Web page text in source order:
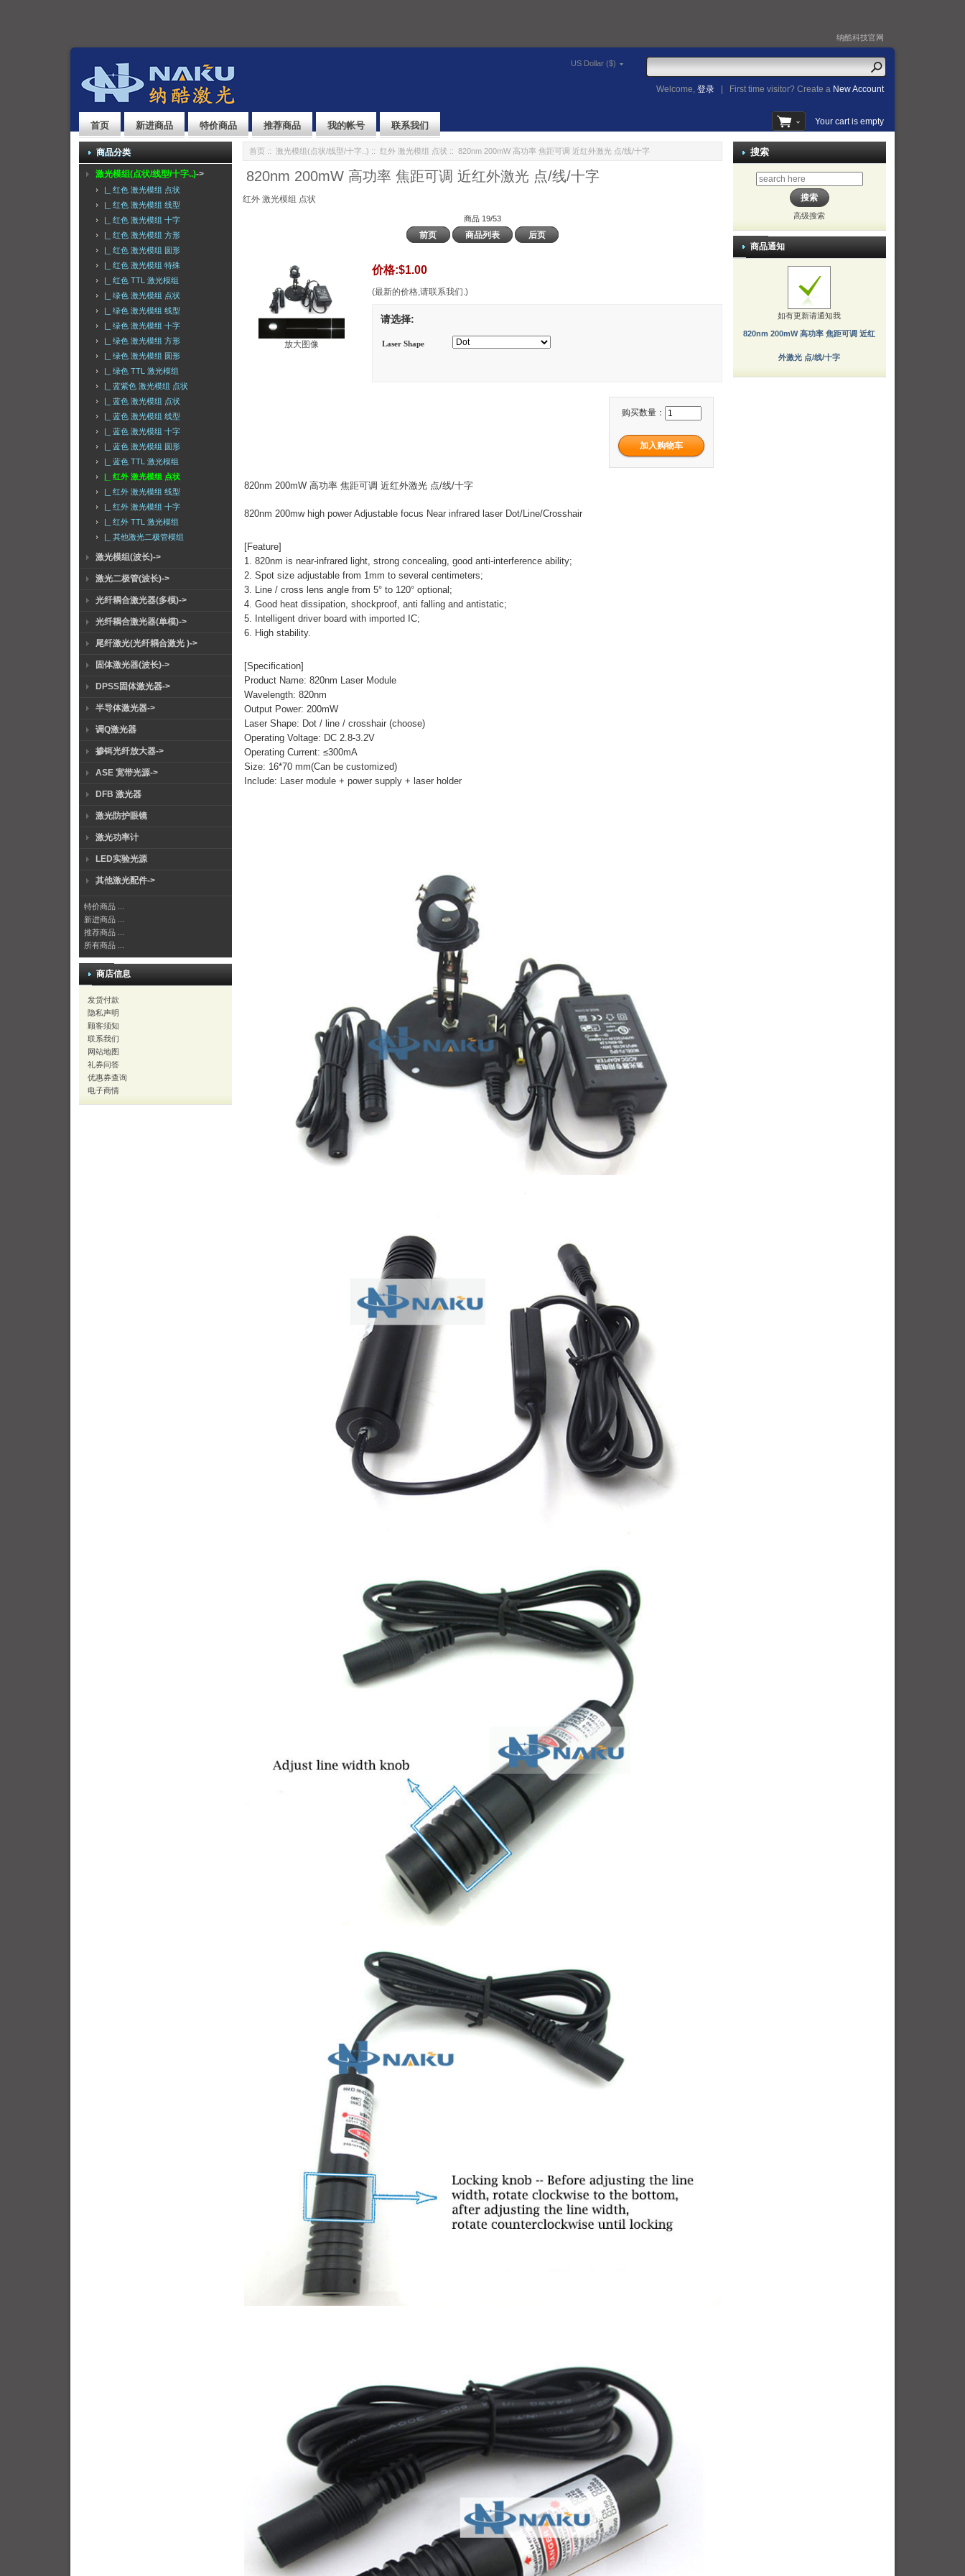
纳酷科技官网
US Dollar ($)
Welcome,登录 First time visitor? Create a New Account
首页 新进商品 特价商品 推荐商品 我的帐号 联系我们 Your cart is empty
商品分类
激光模组(点状/线型/十字..)->
|_ 红色 激光模组 点状
|_ 红色 激光模组 线型
|_ 红色 激光模组 十字
|_ 红色 激光模组 方形
|_ 红色 激光模组 圆形
|_ 红色 激光模组 特殊
|_ 红色 TTL 激光模组
|_ 绿色 激光模组 点状
|_ 绿色 激光模组 线型
|_ 绿色 激光模组 十字
|_ 绿色 激光模组 方形
|_ 绿色 激光模组 圆形
|_ 绿色 TTL 激光模组
|_ 蓝紫色 激光模组 点状
|_ 蓝色 激光模组 点状
|_ 蓝色 激光模组 线型
|_ 蓝色 激光模组 十字
|_ 蓝色 激光模组 圆形
|_ 蓝色 TTL 激光模组
|_ 红外 激光模组 点状
|_ 红外 激光模组 线型
|_ 红外 激光模组 十字
|_ 红外 TTL 激光模组
|_ 其他激光二极管模组
激光模组(波长)->
激光二极管(波长)->
光纤耦合激光器(多模)->
光纤耦合激光器(单模)->
尾纤激光(光纤耦合激光 )->
固体激光器(波长)->
DPSS固体激光器->
半导体激光器->
调Q激光器
掺铒光纤放大器->
ASE 宽带光源->
DFB 激光器
激光防护眼镜
激光功率计
LED实验光源
其他激光配件->
特价商品 ...
新进商品 ...
推荐商品 ...
所有商品 ...
商店信息
发货付款
隐私声明
顾客须知
联系我们
网站地图
礼券问答
优惠券查询
电子商情
首页 :: 激光模组(点状/线型/十字..) :: 红外 激光模组 点状 :: 820nm 200mW 高功率 焦距可调 近红外激光 点/线/十字
820nm 200mW 高功率 焦距可调 近红外激光 点/线/十字
红外 激光模组 点状
商品 19/53
前页 商品列表 后页
放大图像
价格:$1.00
(最新的价格,请联系我们.)
请选择:
Laser Shape
购买数量：
820nm 200mW 高功率 焦距可调 近红外激光 点/线/十字
820nm 200mw high power Adjustable focus Near infrared laser Dot/Line/Crosshair
[Feature]
1. 820nm is near-infrared light, strong concealing, good anti-interference ability;
2. Spot size adjustable from 1mm to several centimeters;
3. Line / cross lens angle from 5° to 120° optional;
4. Good heat dissipation, shockproof, anti falling and antistatic;
5. Intelligent driver board with imported IC;
6. High stability.
[Specification]
Product Name: 820nm Laser Module
Wavelength: 820nm
Output Power: 200mW
Laser Shape: Dot / line / crosshair (choose)
Operating Voltage: DC 2.8-3.2V
Operating Current: ≤300mA
Size: 16*70 mm(Can be customized)
Include: Laser module + power supply + laser holder
搜索
高级搜索
商品通知
如有更新请通知我
820nm 200mW 高功率 焦距可调 近红
外激光 点/线/十字